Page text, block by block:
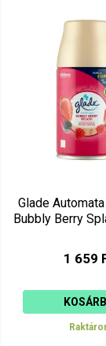
Glade
Bubbly Berry
1 659